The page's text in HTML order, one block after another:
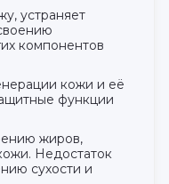
устраняет
компонентов
кожи и её
функции
жиров,
Недостаток
сухости и